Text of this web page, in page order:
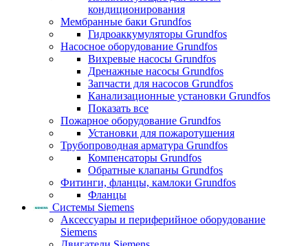
кондиционирования
Мембранные баки Grundfos
Гидроаккумуляторы Grundfos
Насосное оборудование Grundfos
Вихревые насосы Grundfos
Дренажные насосы Grundfos
Запчасти для насосов Grundfos
Канализационные установки Grundfos
Показать все
Пожарное оборудование Grundfos
Установки для пожаротушения
Трубопроводная арматура Grundfos
Компенсаторы Grundfos
Обратные клапаны Grundfos
Фитинги, фланцы, камлоки Grundfos
Фланцы
Системы Siemens
Аксессуары и периферийное оборудование
Siemens